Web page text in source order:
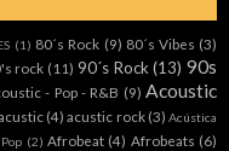
(1) 80´s Rock (9) 80´s Vibes (3)
rock (11) 90´s Rock (13) 90s
- Pop - R&B (9) Acoustic
(4) acustic rock (3) Acústica
(2) Afrobeat (4) Afrobeats (6)